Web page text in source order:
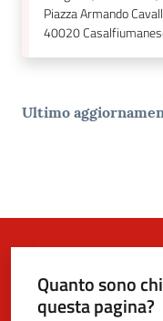
Piazza Armando
40020
Ultimo
Quanto sono
questa pagina?